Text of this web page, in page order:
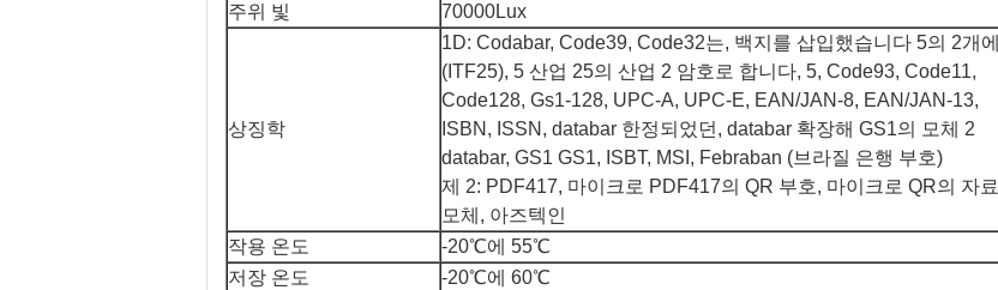
주위 빛
70000Lux
상징학
1D: Codabar, Code39, Code32는, 백지를 삽입했습니다 5의 2개에
(ITF25), 5 산업 25의 산업 2 암호로 합니다, 5, Code93, Code11,
Code128, Gs1-128, UPC-A, UPC-E, EAN/JAN-8, EAN/JAN-13,
ISBN, ISSN, databar 한정되었던, databar 확장해 GS1의 모체 2
databar, GS1 GS1, ISBT, MSI, Febraban (브라질 은행 부호)
제 2: PDF417, 마이크로 PDF417의 QR 부호, 마이크로 QR의 자료
모체, 아즈텍인
작용 온도
-20℃에 55℃
저장 온도
-20℃에 60℃